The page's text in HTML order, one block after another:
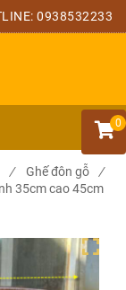
0938532233
0
/ Ghế đôn gỗ
/
35cm cao 45cm